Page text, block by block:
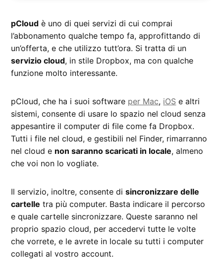
pCloud è uno di quei servizi di cui comprai
l’abbonamento qualche tempo fa, approfittando di
un’offerta, e che utilizzo tutt’ora. Si tratta di un
servizio cloud, in stile Dropbox, ma con qualche
funzione molto interessante.
pCloud, che ha i suoi software per Mac, iOS e altri
sistemi, consente di usare lo spazio nel cloud senza
appesantire il computer di file come fa Dropbox.
Tutti i file nel cloud, e gestibili nel Finder, rimarranno
nel cloud e non saranno scaricati in locale, almeno
che voi non lo vogliate.
Il servizio, inoltre, consente disincronizzare delle
cartelle tra più computer. Basta indicare il percorso
e quale cartelle sincronizzare. Queste saranno nel
proprio spazio cloud, per accedervi tutte le volte
che vorrete, e le avrete in locale su tutti i computer
collegati al vostro account.